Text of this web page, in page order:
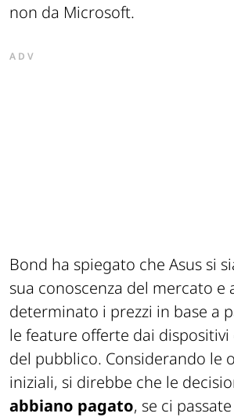
non da Microsoft.
ADV
Bond ha spiegato che Asus si
sua conoscenza del mercato e
determinato i prezzi in base a
le feature offerte dai dispositivi
del pubblico. Considerando le
iniziali, si direbbe che le
abbiano pagato, se ci